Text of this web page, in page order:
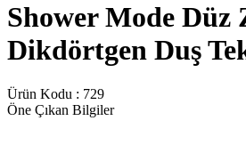
Shower Mode Düz
Dikdörtgen Duş
Ürün Kodu : 729
Öne Çıkan Bilgiler